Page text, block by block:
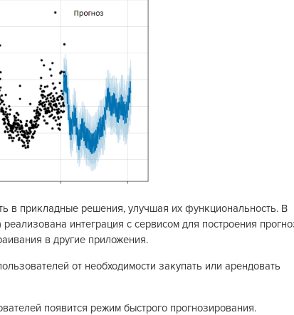
в прикладные решения, улучшая их функциональность. В
интеграция с сервисом для построения
в другие приложения.
от необходимости закупать или арендовать
появится режим быстрого прогнозирования.